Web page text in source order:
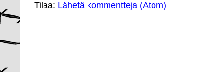
Tilaa: Lähetä kommentteja (Atom)